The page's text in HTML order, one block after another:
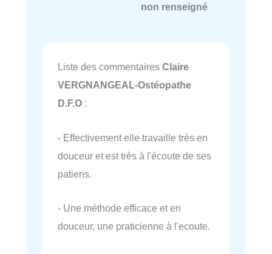
non renseigné
Liste des commentaires Claire
VERGNANGEAL-Ostéopathe
D.F.O :
- Effectivement elle travaille très en
douceur et est très à l'écoute de ses
patiens.
- Une méthode efficace et en
douceur, une praticienne à l'ecoute.